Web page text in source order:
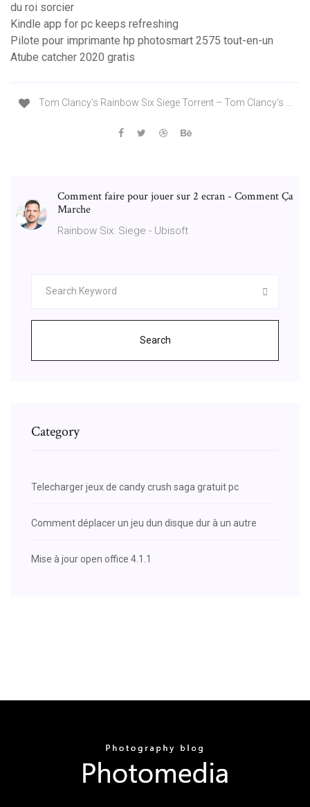
du roi sorcier
Kindle app for pc keeps refreshing
Pilote pour imprimante hp photosmart 2575 tout-en-un
Atube catcher 2020 gratis
Tom Clancy’s Rainbow Six Siege Torrent – Tom Clancy's ...
Comment faire pour jouer sur 2 ecran - Comment Ça
Marche
Rainbow Six: Siege - Ubisoft
Search
Category
Telecharger jeux de candy crush saga gratuit pc
Comment déplacer un jeu dun disque dur à un autre
Mise à jour open office 4.1.1